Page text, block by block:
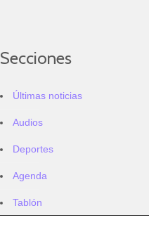
Secciones
Últimas noticias
Audios
Deportes
Agenda
Tablón